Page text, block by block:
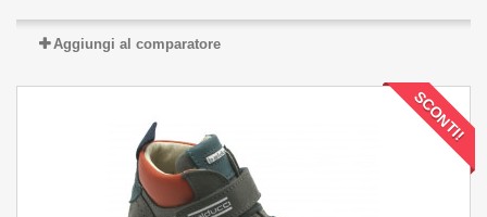
Aggiungi al comparatore
SCONTI!